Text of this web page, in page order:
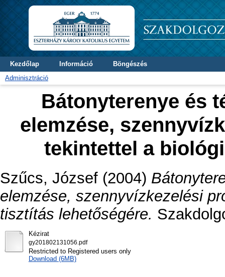
Kezdőlap Információ
Böngészés
Adminisztráció
Bátonyterenye és
elemzése,
tekintettel a
Szűcs, József (2004)
elemzése, szennyvízkezelési
tisztítás lehetőségére.
Kézirat
gy201802131056.pdf
Restricted to Registered users only
Download (6MB)